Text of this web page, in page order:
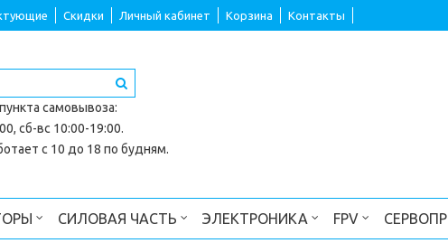
Скидки Личный кабинет Корзина Контакты
пункта самовывоза:
сб-вс 10:00-19:00.
с 10 до 18 по будням.
СИЛОВАЯ ЧАСТЬ ЭЛЕКТРОНИКА FPV